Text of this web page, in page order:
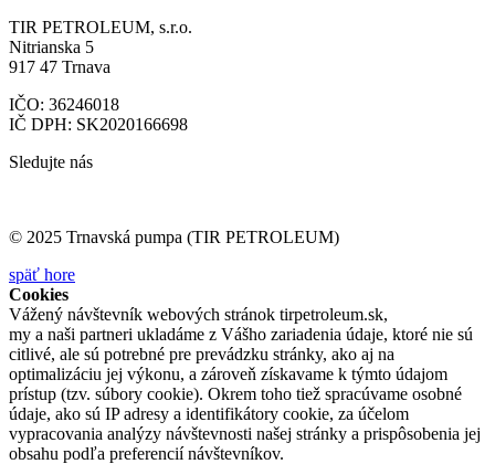
TIR PETROLEUM, s.r.o.
Nitrianska 5
917 47 Trnava
IČO: 36246018
IČ DPH: SK2020166698
Sledujte nás
© 2025 Trnavská pumpa (TIR PETROLEUM)
späť hore
Cookies
Vážený návštevník webových stránok tirpetroleum.sk,
my a naši partneri ukladáme z Vášho zariadenia údaje, ktoré nie sú
citlivé, ale sú potrebné pre prevádzku stránky, ako aj na
optimalizáciu jej výkonu, a zároveň získavame k týmto údajom
prístup (tzv. súbory cookie). Okrem toho tiež spracúvame osobné
údaje, ako sú IP adresy a identifikátory cookie, za účelom
vypracovania analýzy návštevnosti našej stránky a prispôsobenia jej
obsahu podľa preferencií návštevníkov.